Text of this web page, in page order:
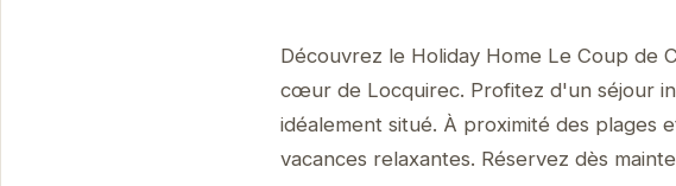
Découvrez le Holiday Home Le Coup de
cœur de Locquirec. Profitez d'un séjour
idéalement situé. À proximité des
vacances relaxantes. Réservez dès